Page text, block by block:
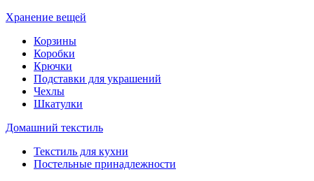
Хранение вещей
Корзины
Коробки
Крючки
Подставки для украшений
Чехлы
Шкатулки
Домашний текстиль
Текстиль для кухни
Постельные принадлежности